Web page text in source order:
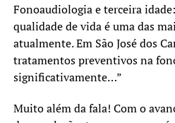
Fonoaudiologia e terceira
qualidade de vida é uma das
atualmente. Em São José dos
tratamentos preventivos na
significativamente…”
Muito além da fala! Com o